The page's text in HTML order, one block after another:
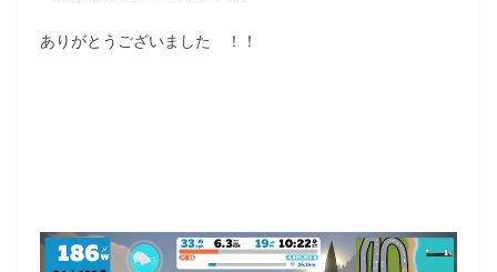
ありがとうございました ！！